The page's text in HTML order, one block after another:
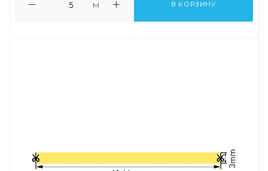
м В КОРЗИНУ